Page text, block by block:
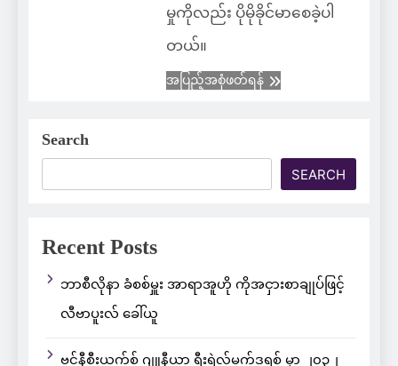
မှုကိုလည်း ပိုမိုခိုင်မာစေခဲ့ပါ
တယ်။
အပြည့်အစုံဖတ်ရန်
Search
SEARCH
Recent Posts
ဘာစီလိုနာ ခံစစ်မှူး အာရာအူဟို ကိုအငှားစာချုပ်ဖြင့်
လီဗာပူးလ် ခေါ်ယူ
ဗင်နီစီးယက်စ် ဂျူနီယာ ရီးရဲလ်မက်ဒရစ် မှာ ၂၀၃၂